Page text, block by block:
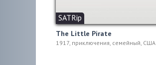
SATRip
The Little Pirate
1917, приключения, семейный, США